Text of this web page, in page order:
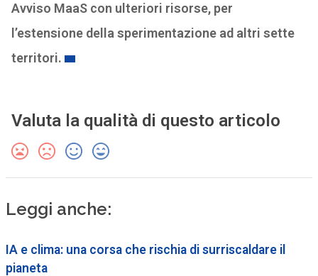
Avviso MaaS con ulteriori risorse, per
l’estensione della sperimentazione ad altri sette
territori.
Valuta la qualità di questo articolo
Leggi anche:
IA e clima: una corsa che rischia di surriscaldare il
pianeta